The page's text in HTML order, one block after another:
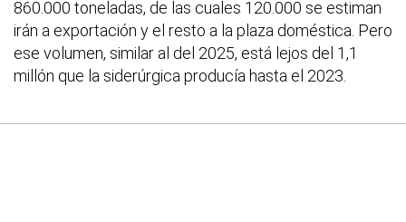
860.000 toneladas, de las cuales 120.000 se estiman
irán a exportación y el resto a la plaza doméstica. Pero
ese volumen, similar al del 2025, está lejos del 1,1
millón que la siderúrgica producía hasta el 2023.